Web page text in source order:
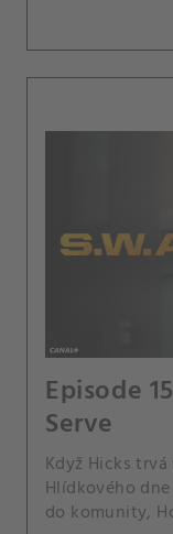
Episode
Serve
Když Hicks
Hlídkového
do komunity,